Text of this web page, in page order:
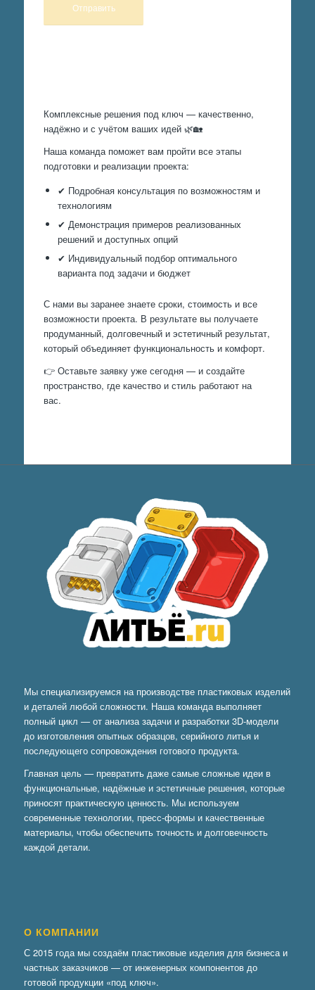
Комплексные решения под ключ — качественно,
надёжно и с учётом ваших идей 🌿🏡
Наша команда поможет вам пройти все этапы
подготовки и реализации проекта:
✔ Подробная консультация по возможностям и
технологиям
✔ Демонстрация примеров реализованных
решений и доступных опций
✔ Индивидуальный подбор оптимального
варианта под задачи и бюджет
С нами вы заранее знаете сроки, стоимость и все
возможности проекта. В результате вы получаете
продуманный, долговечный и эстетичный результат,
который объединяет функциональность и комфорт.
👉 Оставьте заявку уже сегодня — и создайте
пространство, где качество и стиль работают на
вас.
Мы специализируемся на производстве пластиковых изделий
и деталей любой сложности. Наша команда выполняет
полный цикл — от анализа задачи и разработки 3D-модели
до изготовления опытных образцов, серийного литья и
последующего сопровождения готового продукта.
Главная цель — превратить даже самые сложные идеи в
функциональные, надёжные и эстетичные решения, которые
приносят практическую ценность. Мы используем
современные технологии, пресс-формы и качественные
материалы, чтобы обеспечить точность и долговечность
каждой детали.
О КОМПАНИИ
С 2015 года мы создаём пластиковые изделия для бизнеса и
частных заказчиков — от инженерных компонентов до
готовой продукции «под ключ».